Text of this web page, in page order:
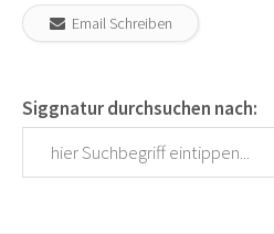
Email Schreiben
Siggnatur durchsuchen nach: